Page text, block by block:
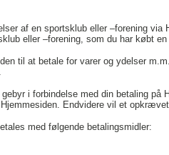
af en sportsklub eller –forening
eller –forening, som du har købt
til at betale for varer og ydelser
i forbindelse med din betaling
Endvidere vil et
med følgende betalingsmidler: